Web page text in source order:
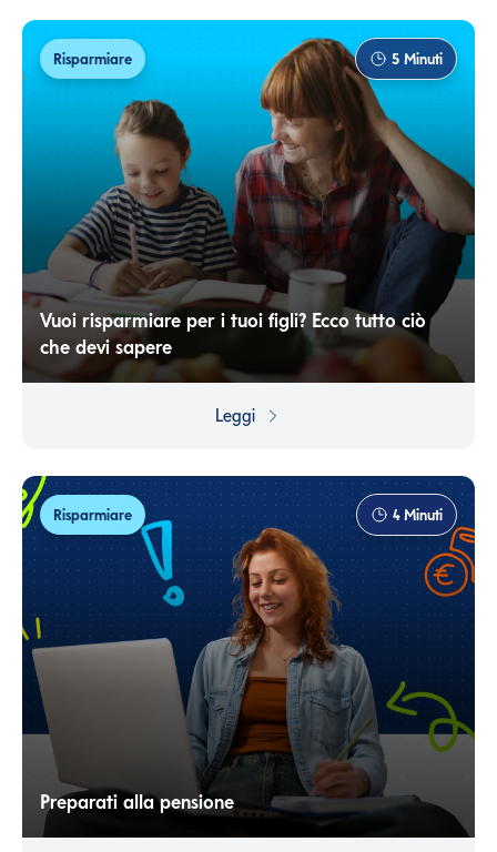
Risparmiare 5 Minuti
Vuoi risparmiare per i tuoi figli? Ecco tutto ciò
che devi sapere
Garantire un futuro più tranquillo ai propri figli è possibile
Leggi
Risparmiare 4Minuti
Preparati alla pensione
Pianificare la pensione non significa solo proteggere te